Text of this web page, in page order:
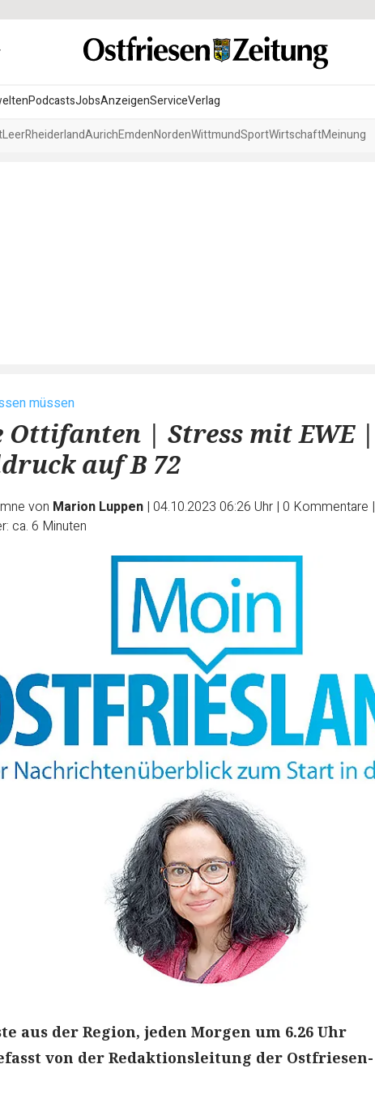
PodcastsJobsAnzeigenServiceVerlag
LeerRheiderlandAurichEmdenNordenWittmundSportWirtschaftMeinung
müssen
Ottifanten | Stress mit EWE |
auf B 72
von Marion Luppen | 04.10.2023 06:26 Uhr | 0 Kommentare |
ca. 6 Minuten
aus der Region, jeden Morgen um 6.26 Uhr
von der Redaktionsleitung der Ostfriesen-